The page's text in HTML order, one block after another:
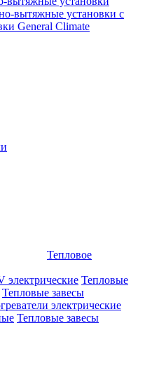
вытяжные установки с
General Climate
Тепловое
Тепловые
Тепловые завесы
электрические
Тепловые завесы